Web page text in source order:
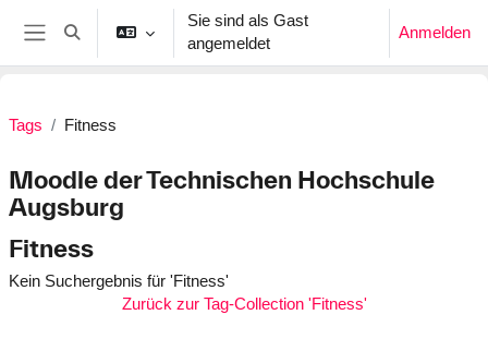
Zum Hauptinhalt
Website-Übersicht
Sucheingabe umschalten
Sie sind als Gast
angemeldet
Anmelden
Tags Fitness
Moodle der Technischen Hochschule
Augsburg
Fitness
Kein Suchergebnis für 'Fitness'
Zurück zur Tag-Collection 'Fitness'